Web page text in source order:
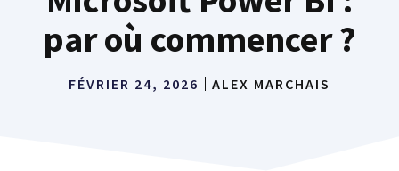
par où commencer ?
FÉVRIER 24, 2026 ALEX MARCHAIS